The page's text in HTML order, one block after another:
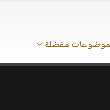
موضوعات مفضلة